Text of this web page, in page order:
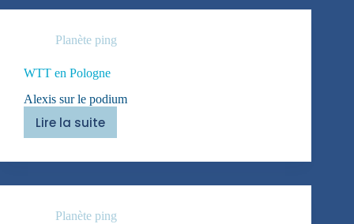
Planète ping
WTT en Pologne
Alexis sur le podium
Lire la suite
WTT
Pologne
Planète ping